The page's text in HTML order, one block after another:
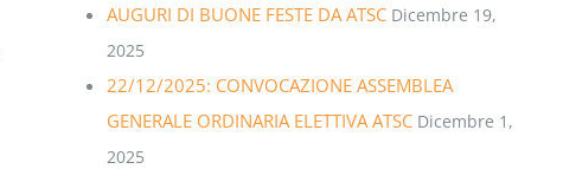
AUGURI DI BUONE FESTE DA ATSC Dicembre 19,
2025
22/12/2025: CONVOCAZIONE ASSEMBLEA
GENERALE ORDINARIA ELETTIVA ATSC Dicembre 1,
2025